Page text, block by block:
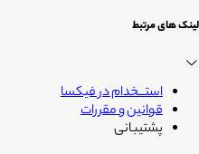
لینک های مرتبط
استــخدام در فیکسا
قوانین و مقررات
پشتیبانی